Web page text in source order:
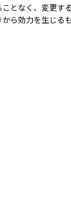
となく、変更す
ら効力を生じるも